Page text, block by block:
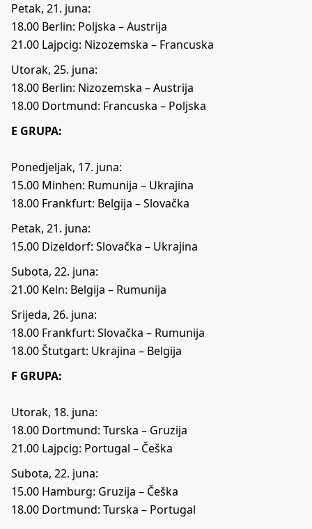
Petak, 21. juna:
18.00 Berlin: Poljska – Austrija
21.00 Lajpcig: Nizozemska – Francuska
Utorak, 25. juna:
18.00 Berlin: Nizozemska – Austrija
18.00 Dortmund: Francuska – Poljska
E GRUPA:
Ponedjeljak, 17. juna:
15.00 Minhen: Rumunija – Ukrajina
18.00 Frankfurt: Belgija – Slovačka
Petak, 21. juna:
15.00 Dizeldorf: Slovačka – Ukrajina
Subota, 22. juna:
21.00 Keln: Belgija – Rumunija
Srijeda, 26. juna:
18.00 Frankfurt: Slovačka – Rumunija
18.00 Štutgart: Ukrajina – Belgija
F GRUPA:
Utorak, 18. juna:
18.00 Dortmund: Turska – Gruzija
21.00 Lajpcig: Portugal – Češka
Subota, 22. juna:
15.00 Hamburg: Gruzija – Češka
18.00 Dortmund: Turska – Portugal